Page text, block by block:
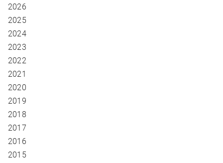
2026
2025
2024
2023
2022
2021
2020
2019
2018
2017
2016
2015